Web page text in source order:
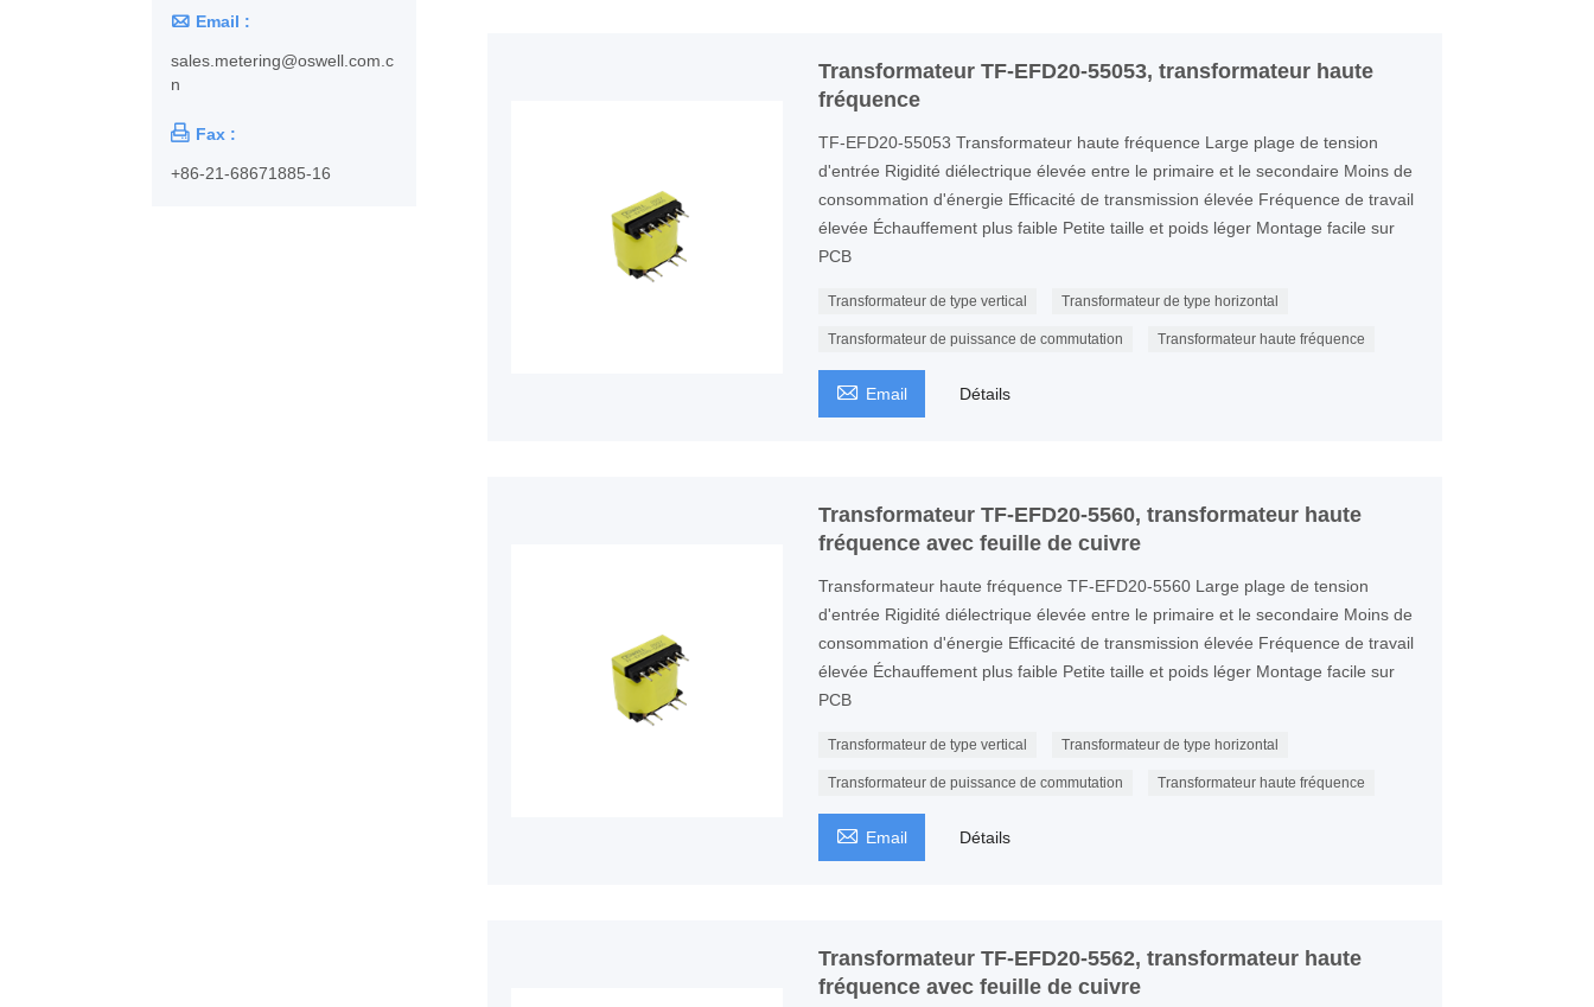
Transformateur TF-EFD20-55053, transformateur haute
fréquence
TF-EFD20-55053 Transformateur haute fréquence Large plage de tension
d'entrée Rigidité diélectrique élevée entre le primaire et le secondaire Moins de
consommation d'énergie Efficacité de transmission élevée Fréquence de travail
élevée Échauffement plus faible Petite taille et poids léger Montage facile sur
PCB
Transformateur de type vertical Transformateur de type horizontal
Transformateur de puissance de commutation Transformateur haute fréquence
 Email Détails
Transformateur TF-EFD20-5560, transformateur haute
fréquence avec feuille de cuivre
Transformateur haute fréquence TF-EFD20-5560 Large plage de tension
d'entrée Rigidité diélectrique élevée entre le primaire et le secondaire Moins de
consommation d'énergie Efficacité de transmission élevée Fréquence de travail
élevée Échauffement plus faible Petite taille et poids léger Montage facile sur
PCB
Transformateur de type vertical Transformateur de type horizontal
Transformateur de puissance de commutation Transformateur haute fréquence
 Email Détails
Transformateur TF-EFD20-5562, transformateur haute
fréquence avec feuille de cuivre
 Email :
sales.metering@oswell.com.c
n
 Fax :
+86-21-68671885-16